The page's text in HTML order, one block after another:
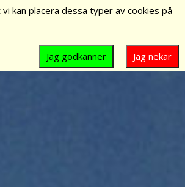
kan placera dessa typer av cookies på
Jag nekar
Jag godkänner